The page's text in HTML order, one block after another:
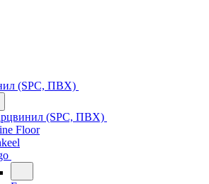
(SPC, ПВХ)
(SPC, ПВХ)
Floor